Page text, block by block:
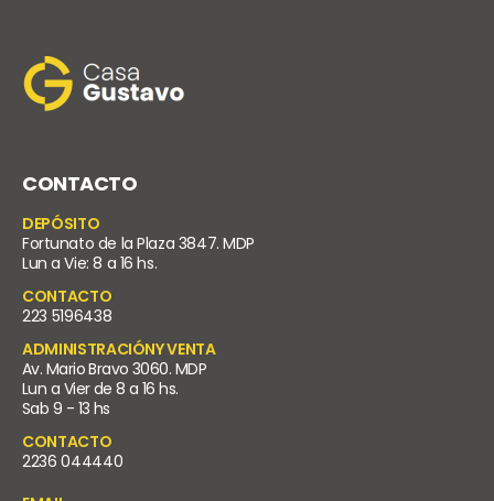
CONTACTO
DEPÓSITO
Fortunato de la Plaza 3847. MDP
Lun a Vie: 8 a 16 hs.
CONTACTO
223 5196438
ADMINISTRACIÓNY VENTA
Av. Mario Bravo 3060. MDP
Lun a Vier de 8 a 16 hs.
Sab 9 - 13 hs
CONTACTO
2236 044440